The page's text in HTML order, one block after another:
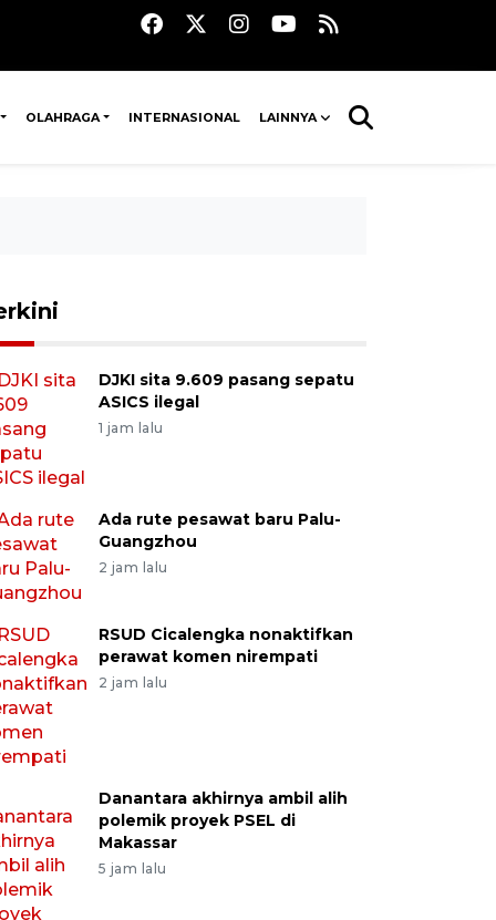
OLAHRAGA INTERNASIONAL LAINNYA
DJKI sita 9.609 pasang sepatu
ASICS ilegal
1 jam lalu
Ada rute pesawat baru Palu-
Guangzhou
2 jam lalu
RSUD Cicalengka nonaktifkan
perawat komen nirempati
2 jam lalu
Danantara akhirnya ambil alih
polemik proyek PSEL di
Makassar
5 jam lalu